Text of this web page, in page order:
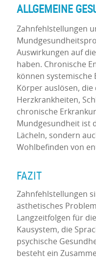
ALLGEMEINE
Zahnfehlstellungen
Auswirkungen auf
haben. Chronische
können
Körper auslösen, die
Herzkrankheiten,
chronische
Mundgesundheit ist
Lächeln, sondern
Wohlbefinden von
FAZIT
Zahnfehlstellungen
ästhetisches
Langzeitfolgen für
Kausystem, die
psychische
besteht ein